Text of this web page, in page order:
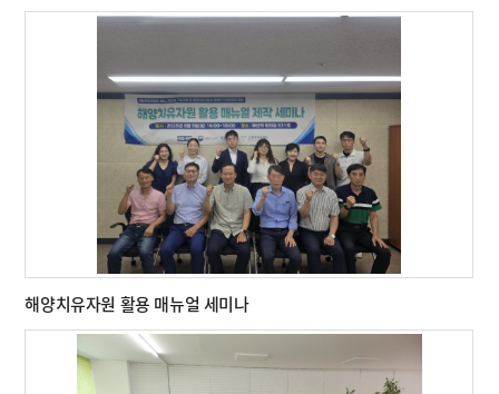
해양치유자원 활용 매뉴얼 세미나